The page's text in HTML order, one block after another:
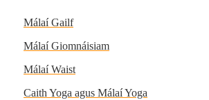
Málaí Gailf
Málaí Giomnáisiam
Málaí Waist
Caith Yoga agus Málaí Yoga